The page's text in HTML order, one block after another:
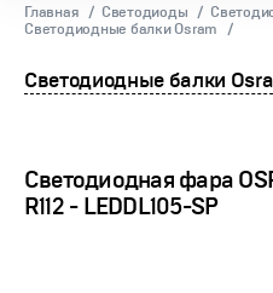
Главная Светодиоды
Светодиодные балки Osram
Светодиодные балки
Светодиодная фара
R112 - LEDDL105-SP